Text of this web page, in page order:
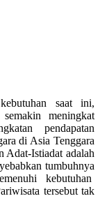
saat ini,
meningkat
pendapatan
di Asia Tenggara
Adat-Istiadat adalah
tumbuhnya
kebutuhan
tersebut tak